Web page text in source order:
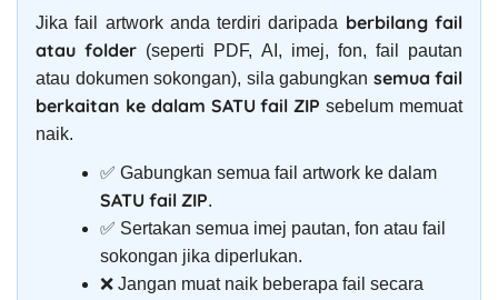
Jika fail artwork anda terdiri daripada berbilang fail
atau folder (seperti PDF, AI, imej, fon, fail pautan
atau dokumen sokongan), sila gabungkan semua fail
berkaitan ke dalam SATU fail ZIP sebelum memuat
naik.
✅ Gabungkan semua fail artwork ke dalam
SATU fail ZIP.
✅ Sertakan semua imej pautan, fon atau fail
sokongan jika diperlukan.
❌ Jangan muat naik beberapa fail secara